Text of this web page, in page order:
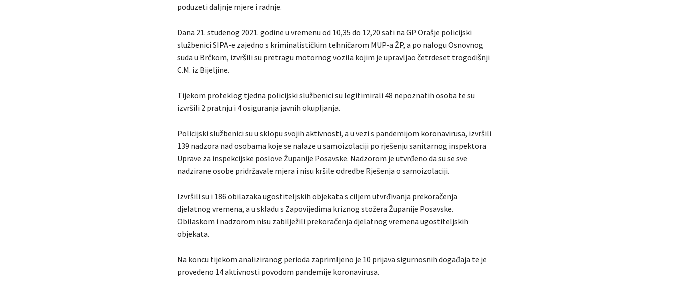
poduzeti daljnje mjere i radnje.
Dana 21. studenog 2021. godine u vremenu od 10,35 do 12,20 sati na GP Orašje policijski
službenici SIPA-e zajedno s kriminalističkim tehničarom MUP-a ŽP, a po nalogu Osnovnog
suda u Brčkom, izvršili su pretragu motornog vozila kojim je upravljao četrdeset trogodišnji
C.M. iz Bijeljine.
Tijekom proteklog tjedna policijski službenici su legitimirali 48 nepoznatih osoba te su
izvršili 2 pratnju i 4 osiguranja javnih okupljanja.
Policijski službenici su u sklopu svojih aktivnosti, a u vezi s pandemijom koronavirusa, izvršili
139 nadzora nad osobama koje se nalaze u samoizolaciji po rješenju sanitarnog inspektora
Uprave za inspekcijske poslove Županije Posavske. Nadzorom je utvrđeno da su se sve
nadzirane osobe pridržavale mjera i nisu kršile odredbe Rješenja o samoizolaciji.
Izvršili su i 186 obilazaka ugostiteljskih objekata s ciljem utvrđivanja prekoračenja
djelatnog vremena, a u skladu s Zapovijedima kriznog stožera Županije Posavske.
Obilaskom i nadzorom nisu zabilježili prekoračenja djelatnog vremena ugostiteljskih
objekata.
Na koncu tijekom analiziranog perioda zaprimljeno je 10 prijava sigurnosnih događaja te je
provedeno 14 aktivnosti povodom pandemije koronavirusa.